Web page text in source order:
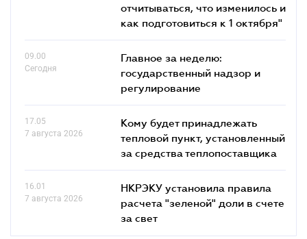
отчитываться, что изменилось и
как подготовиться к 1 октября"
09.00
Сегодня
Главное за неделю:
государственный надзор и
регулирование
17.05
7 августа 2026
Кому будет принадлежать
тепловой пункт, установленный
за средства теплопоставщика
16.01
7 августа 2026
НКРЭКУ установила правила
расчета "зеленой" доли в счете
за свет